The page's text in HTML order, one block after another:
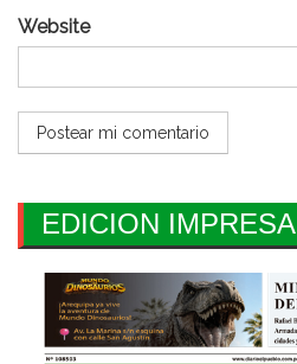
Website
EDICION IMPRESA